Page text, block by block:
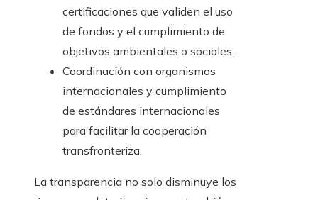
certificaciones que validen el uso
de fondos y el cumplimiento de
objetivos ambientales o sociales.
Coordinación con organismos
internacionales y cumplimiento
de estándares internacionales
para facilitar la cooperación
transfronteriza.
La transparencia no solo disminuye los